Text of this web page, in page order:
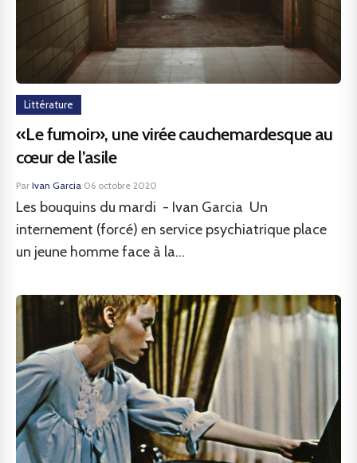
Littérature
«Le fumoir», une virée cauchemardesque au
cœur de l’asile
Par Ivan Garcia·06 octobre 2020
Les bouquins du mardi - Ivan Garcia Un
internement (forcé) en service psychiatrique place
un jeune homme face à la...